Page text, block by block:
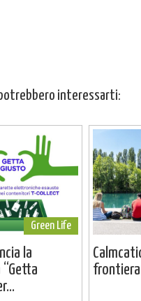
interessarti:
Green Life
la
frontiera